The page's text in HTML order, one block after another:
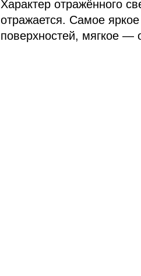
Характер отражённого
отражается. Самое
поверхностей, мягкое —